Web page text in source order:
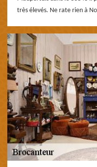
très élevés. Ne rate rien à